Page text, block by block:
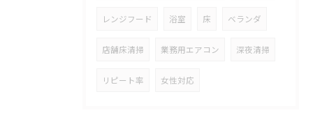
レンジフード 浴室 床 ベランダ
店舗床清掃 業務用エアコン 深夜清掃
リピート率 女性対応